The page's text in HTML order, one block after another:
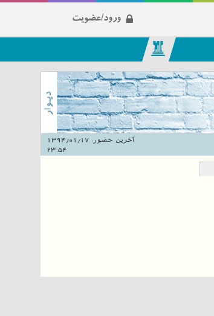
ورود/عضویت
آخرین حضور:
23:54